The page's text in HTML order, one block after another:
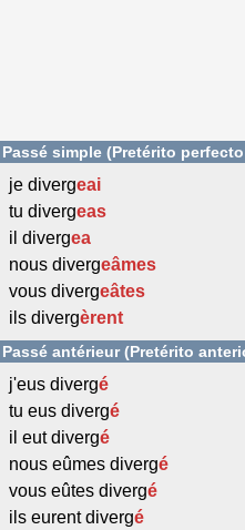
Passé simple (Pretérito
je divergeai
tu divergeas
il divergea
nous divergeâmes
vous divergeâtes
ils divergèrent
Passé antérieur (Pretérito
j'eus divergé
tu eus divergé
il eut divergé
nous eûmes divergé
vous eûtes divergé
ils eurent divergé